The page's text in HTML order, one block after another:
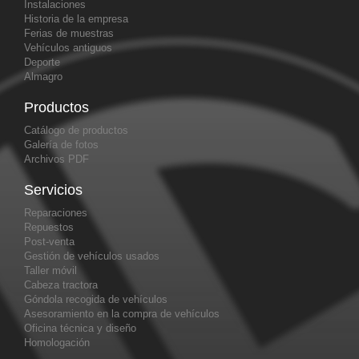
Instalaciones
Historia de la empresa
Ferias de muestras
Vehículos antiguos
Deporte
Almagro
Productos
Catálogo de productos
Galería de fotos
Archivos PDF
Servicios
Reparaciones
Repuestos
Post-venta
Gestión de vehículos usados
Taller móvil
Cabeza tractora
Góndola recogida de vehículos
Asesoramiento en la compra de vehículos
Oficina técnica y diseño
Homologación